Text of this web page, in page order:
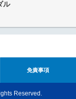
ル
免責事項
Reserved.